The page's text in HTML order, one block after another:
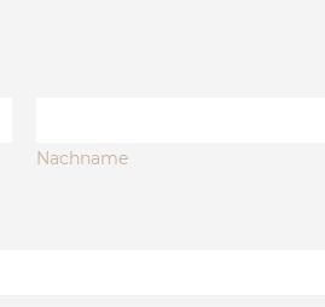
Nachname